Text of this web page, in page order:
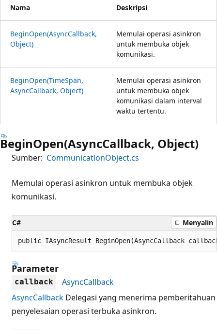
Nama Deskripsi
BeginOpen(AsyncCallback,
Object)
Memulai operasi asinkron
untuk membuka objek
komunikasi.
BeginOpen(TimeSpan,
AsyncCallback, Object)
Memulai operasi asinkron
untuk membuka objek
komunikasi dalam interval
waktu tertentu.
BeginOpen(AsyncCallback, Object)
Sumber: CommunicationObject.cs
Memulai operasi asinkron untuk membuka objek
komunikasi.
C# Menyalin
public IAsyncResult BeginOpen(AsyncCallback
Parameter
callback
AsyncCallback
AsyncCallback Delegasi yang menerima pemberitahuan
penyelesaian operasi terbuka asinkron.